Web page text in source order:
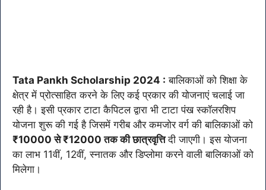
Tata Pankh Scholarship 2024 : बालिकाओं को शिक्षा के
क्षेत्र में प्रोत्साहित करने के लिए कई प्रकार की योजनाएं चलाई जा
रही है। इसी प्रकार टाटा कैपिटल द्वारा भी टाटा पंख स्कॉलरशिप
योजना शुरू की गई है जिसमें गरीब और कमजोर वर्ग की बालिकाओं को
₹10000 से ₹12000 तक की छात्रवृत्तिदी जाएगी। इस योजना
का लाभ 11वीं, 12वीं, स्नातक और डिप्लोमा करने वाली बालिकाओं को
मिलेगा।